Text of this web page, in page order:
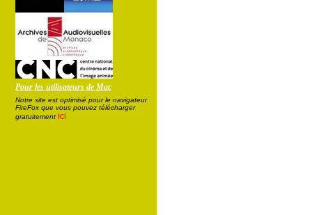
Pour les utilisateurs de Mac
Notre site est optimisé pour le navigateur
FireFox que vous pouvez télécharger
gratuitement ici